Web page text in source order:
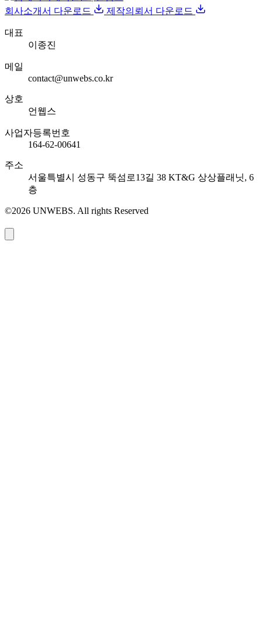
회사소개서 다운로드 제작의뢰서 다운로드
대표
이종진
메일
contact@unwebs.co.kr
상호
언웹스
사업자등록번호
164-62-00641
주소
서울특별시 성동구 뚝섬로13길 38 KT&G 상상플래닛, 6
층
©2026 UNWEBS. All rights Reserved